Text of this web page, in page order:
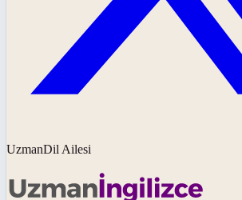
UzmanDil Ailesi